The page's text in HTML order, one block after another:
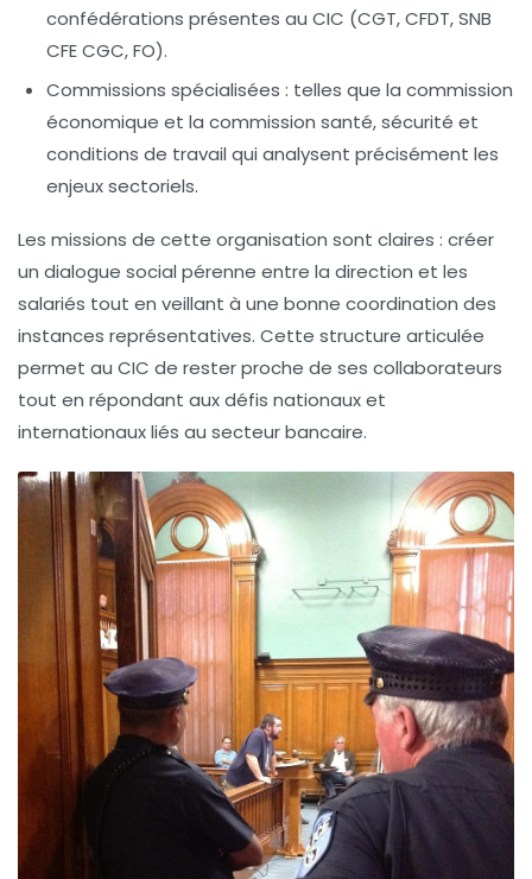
confédérations présentes au CIC (CGT, CFDT, SNB
CFE CGC, FO).
Commissions spécialisées : telles que la commission
économique et la commission santé, sécurité et
conditions de travail qui analysent précisément les
enjeux sectoriels.
Les missions de cette organisation sont claires : créer
un dialogue social pérenne entre la direction et les
salariés tout en veillant à une bonne coordination des
instances représentatives. Cette structure articulée
permet au CIC de rester proche de ses collaborateurs
tout en répondant aux défis nationaux et
internationaux liés au secteur bancaire.